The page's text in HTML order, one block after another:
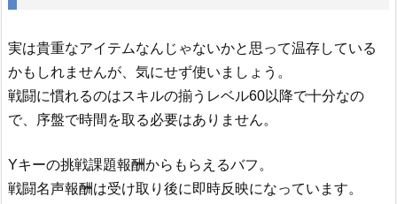
実は貴重なアイテムなんじゃないかと思って温存している
かもしれませんが、気にせず使いましょう。
戦闘に慣れるのはスキルの揃うレベル60以降で十分なの
で、序盤で時間を取る必要はありません。
Yキーの挑戦課題報酬からもらえるバフ。
戦闘名声報酬は受け取り後に即時反映になっています。